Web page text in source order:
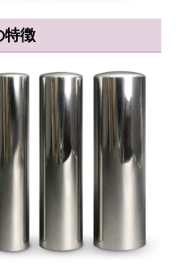
特徴